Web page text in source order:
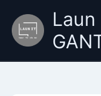
Inhalt
springen